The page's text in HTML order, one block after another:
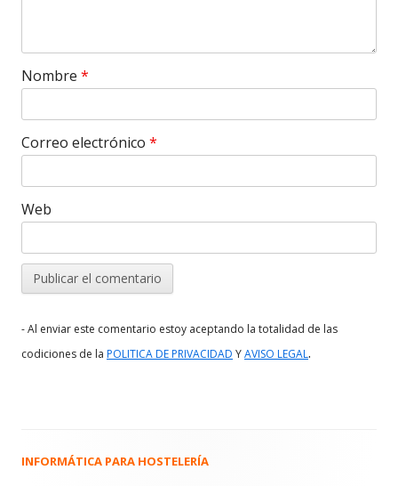
Nombre *
Correo electrónico *
Web
- Al enviar este comentario estoy aceptando la totalidad de las
codiciones de la POLITICA DE PRIVACIDAD YAVISO LEGAL.
Barra
INFORMÁTICA PARA HOSTELERÍA